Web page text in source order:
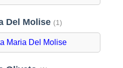
Del Molise (1)
Maria Del Molise